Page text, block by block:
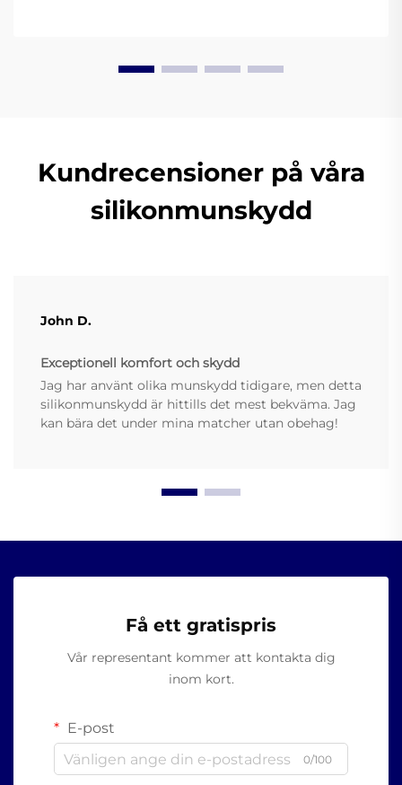
Kundrecensioner på våra
silikonmunskydd
John D.
Exceptionell komfort och skydd
Jag har använt olika munskydd tidigare, men detta
silikonmunskydd är hittills det mest bekväma. Jag
kan bära det under mina matcher utan obehag!
Få ett gratispris
Vår representant kommer att kontakta dig
inom kort.
E-post
0/100